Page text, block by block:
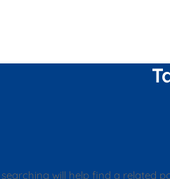
will help find a related